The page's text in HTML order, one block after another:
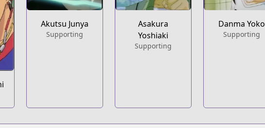
Akutsu Junya
Supporting
Asakura
Yoshiaki
Supporting
Danma Yoko
Supporting